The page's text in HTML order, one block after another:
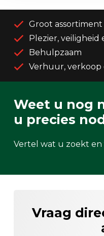
Groot assortiment
Plezier, veiligheid
Behulpzaam
Verhuur,
Weet u nog
u precies
Vertel wat u zoekt
Vraag